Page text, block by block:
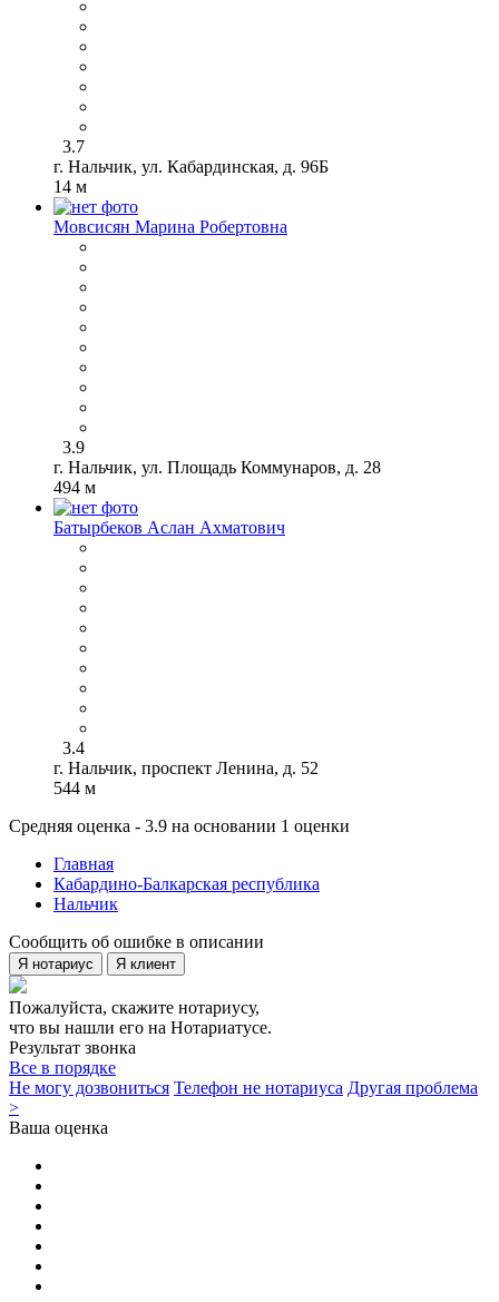
3.7
г. Нальчик, ул. Кабардинская, д. 96Б
14 м
Мовсисян Марина Робертовна
3.9
г. Нальчик, ул. Площадь Коммунаров, д. 28
494 м
Батырбеков Аслан Ахматович
3.4
г. Нальчик, проспект Ленина, д. 52
544 м
Средняя оценка - 3.9 на основании 1 оценки
Главная
Кабардино-Балкарская республика
Нальчик
Сообщить об ошибке в описании
Я нотариус Я клиент
Пожалуйста, скажите нотариусу,
что вы нашли его на Нотариатусе.
Результат звонка
Все в порядке
Не могу дозвониться Телефон не нотариуса Другая проблема
>
Ваша оценка